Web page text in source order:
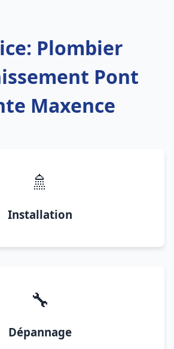
Plombier
Pont
Maxence
🚿
Installation
🔧
Dépannage